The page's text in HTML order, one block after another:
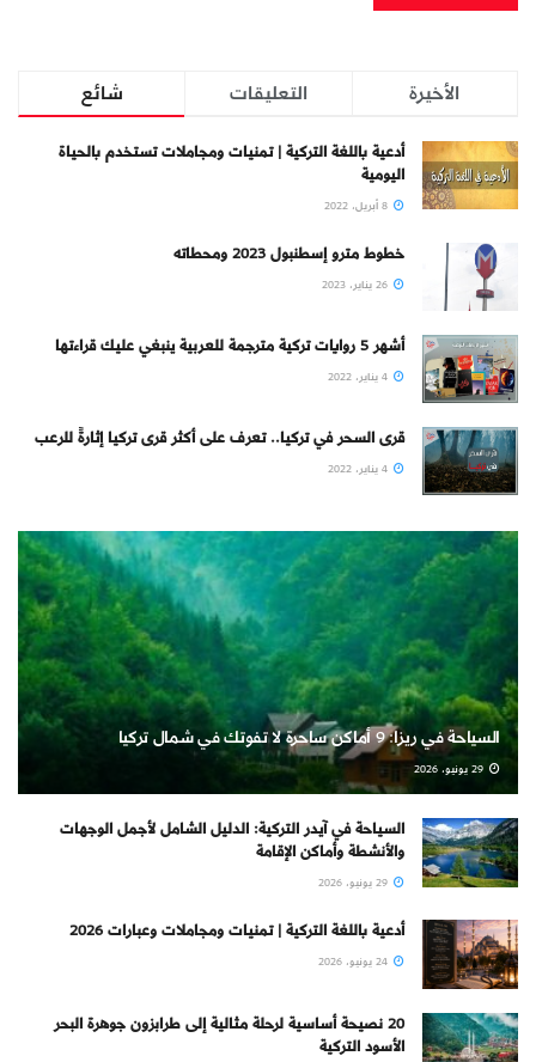
شائع التعليقات الأخيرة
أدعية باللغة التركية | تمنيات ومجاملات تستخدم بالحياة
اليومية
خطوط مترو إسطنبول 2023 ومحطاته
أشهر 5 روايات تركية مترجمة للعربية ينبغي عليك قراءتها
قرى السحر في تركيا.. تعرف على أكثر قرى تركيا إثارةً للرعب
السياحة في ريزا: 9 أماكن ساحرة لا تفوتك في شمال تركيا
السياحة في آيدر التركية: الدليل الشامل لأجمل الوجهات
والأنشطة وأماكن الإقامة
أدعية باللغة التركية | تمنيات ومجاملات وعبارات 2026
20 نصيحة أساسية لرحلة مثالية إلى طرابزون جوهرة البحر
الأسود التركية